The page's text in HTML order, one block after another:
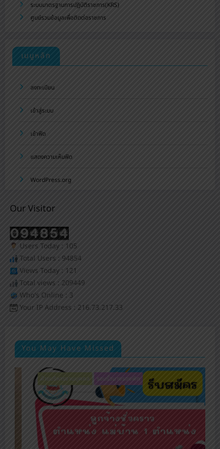
ระบบมาตรฐานการปฏิบัติราชการ(KRS)
ศูนย์รวมข้อมูลเพื่อติดต่อราชการ
เมนูหลัก
ลงทะเบียน
เข้าสู่ระบบ
เข้าฟีด
แสดงความเห็นฟีด
WordPress.org
Our Visitor
Users Today : 105
Total Users : 94854
Views Today : 121
Total views : 209449
Who's Online : 3
Your IP Address : 216.73.217.33
You May Have Missed
งานรับสมัครนักเรียน ฝ่ายวิชาการ